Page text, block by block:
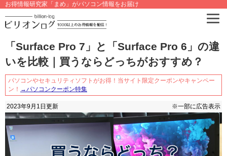
お得情報研究家「まめ」がパソコン情報をお届け
「Surface Pro 7」と「Surface Pro 6」の違
いを比較｜買うならどっちがおすすめ？
パソコンやセキュリティソフトがお得！当サイト限定クーポンやキャンペー
ン！ →パソコンクーポン特集
2023年9月1日 更新 ※一部に広告表示